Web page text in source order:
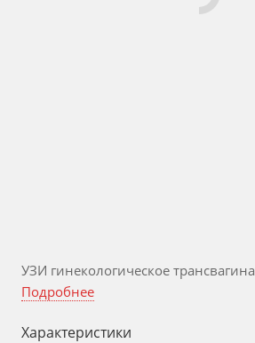
УЗИ гинекологическое
Подробнее
Характеристики